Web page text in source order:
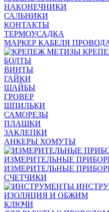
НАКОНЕЧНИКИ
САЛЬНИКИ
КОНТАКТЫ
ТЕРМОУСАДКА
МАРКЕР КАБЕЛЯ
БОЛТЫ
ВИНТЫ
ГАЙКИ
ШАЙБЫ
ГРОВЕР
ШПИЛЬКИ
САМОРЕЗЫ
ПЛАШКИ
ЗАКЛЕПКИ
АНКЕРЫ ХОМУТЫ
ИЗМЕРИТЕЛЬНЫЕ
ИЗМЕРИТЕЛЬНЫЕ
СЧЕТЧИКИ
ИЗОЛЯЦИЯ И ОБЖИМ
КЛЮЧИ